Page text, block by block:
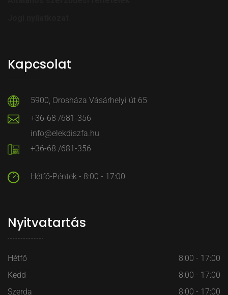
Kapcsolat
5900, Orosháza Vásárhelyi út 65
+36-68 /681-356
info@elekdiszfa.hu
+36-68 /681-356
Hétfő-Péntek - 8:00 - 17:00
Nyitvatartás
Hétfő
8:00 - 17:00
Kedd
8:00 - 17:00
Szerda
8:00 - 17:00